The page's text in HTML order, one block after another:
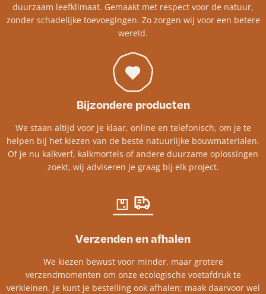
duurzaam leefklimaat. Gemaakt met respect voor de natuur,
zonder schadelijke toevoegingen. Zo zorgen wij voor een betere
wereld.
Bijzondere producten
We staan altijd voor je klaar, online en telefonisch, om je te
helpen bij het kiezen van de beste natuurlijke bouwmaterialen.
Of je nu kalkverf, kalkmortels of andere duurzame oplossingen
zoekt, wij adviseren je graag bij elk project.​
Verzenden en afhalen
We kiezen bewust voor minder, maar grotere
verzendmomenten om onze ecologische voetafdruk te
verkleinen. Je kunt je bestelling ook afhalen; maak daarvoor wel